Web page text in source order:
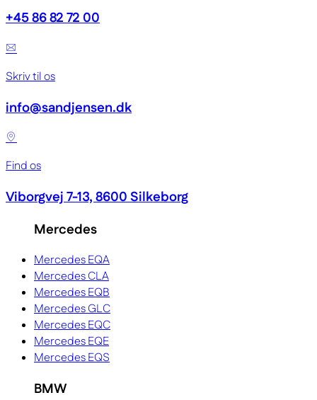
+45 86 82 72 00
Skriv til os
info@sandjensen.dk
Find os
Viborgvej 7-13, 8600 Silkeborg
Mercedes
Mercedes EQA
Mercedes CLA
Mercedes EQB
Mercedes GLC
Mercedes EQC
Mercedes EQE
Mercedes EQS
BMW